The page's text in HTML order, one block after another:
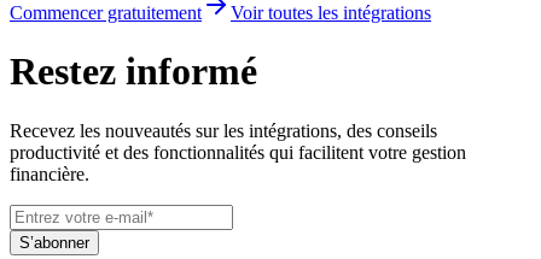
Commencer gratuitement Voir toutes les intégrations
Restez informé
Recevez les nouveautés sur les intégrations, des conseils
productivité et des fonctionnalités qui facilitent votre gestion
financière.
S’abonner